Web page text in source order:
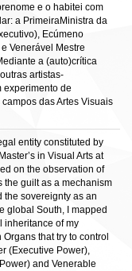
e o habitei com
a PrimeiraMinistra da
Ecúmeno
Venerável Mestre
a (auto)crítica
artistas-
experimento de
das Artes Visuais
entity constituted by
in Visual Arts at
on the observation of
the guilt as a mechanism
the sovereignty as an
global South, I mapped
inheritance of my
that try to control
(Executive Power),
and Venerable